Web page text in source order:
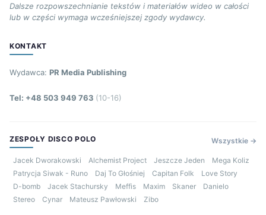
Dalsze rozpowszechnianie tekstów i materiałów wideo w całości
lub w części wymaga wcześniejszej zgody wydawcy.
KONTAKT
Wydawca: PR Media Publishing
Tel: +48 503 949 763 (10-16)
ZESPOŁY DISCO POLO Wszystkie →
Jacek Dworakowski Alchemist Project Jeszcze Jeden
Mega Koliz
Patrycja Siwak - Runo
Daj To Głośniej Capitan Folk
Love Story
D-bomb
Jacek Stachursky Meffis Maxim Skaner
Danielo
Stereo
Cynar Mateusz Pawłowski Zibo